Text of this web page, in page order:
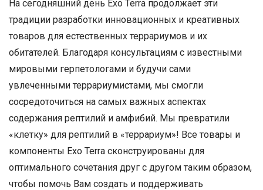
На сегодняшний день Exo Terra продолжает эти
традиции разработки инновационных и креативных
товаров для естественных террариумов и их
обитателей. Благодаря консультациям с известными
мировыми герпетологами и будучи сами
увлеченными террариумистами, мы смогли
сосредоточиться на самых важных аспектах
содержания рептилий и амфибий. Мы превратили
«клетку» для рептилий в «террариум»! Все товары и
компоненты Exo Terra сконструированы для
оптимального сочетания друг с другом таким образом,
чтобы помочь Вам создать и поддерживать